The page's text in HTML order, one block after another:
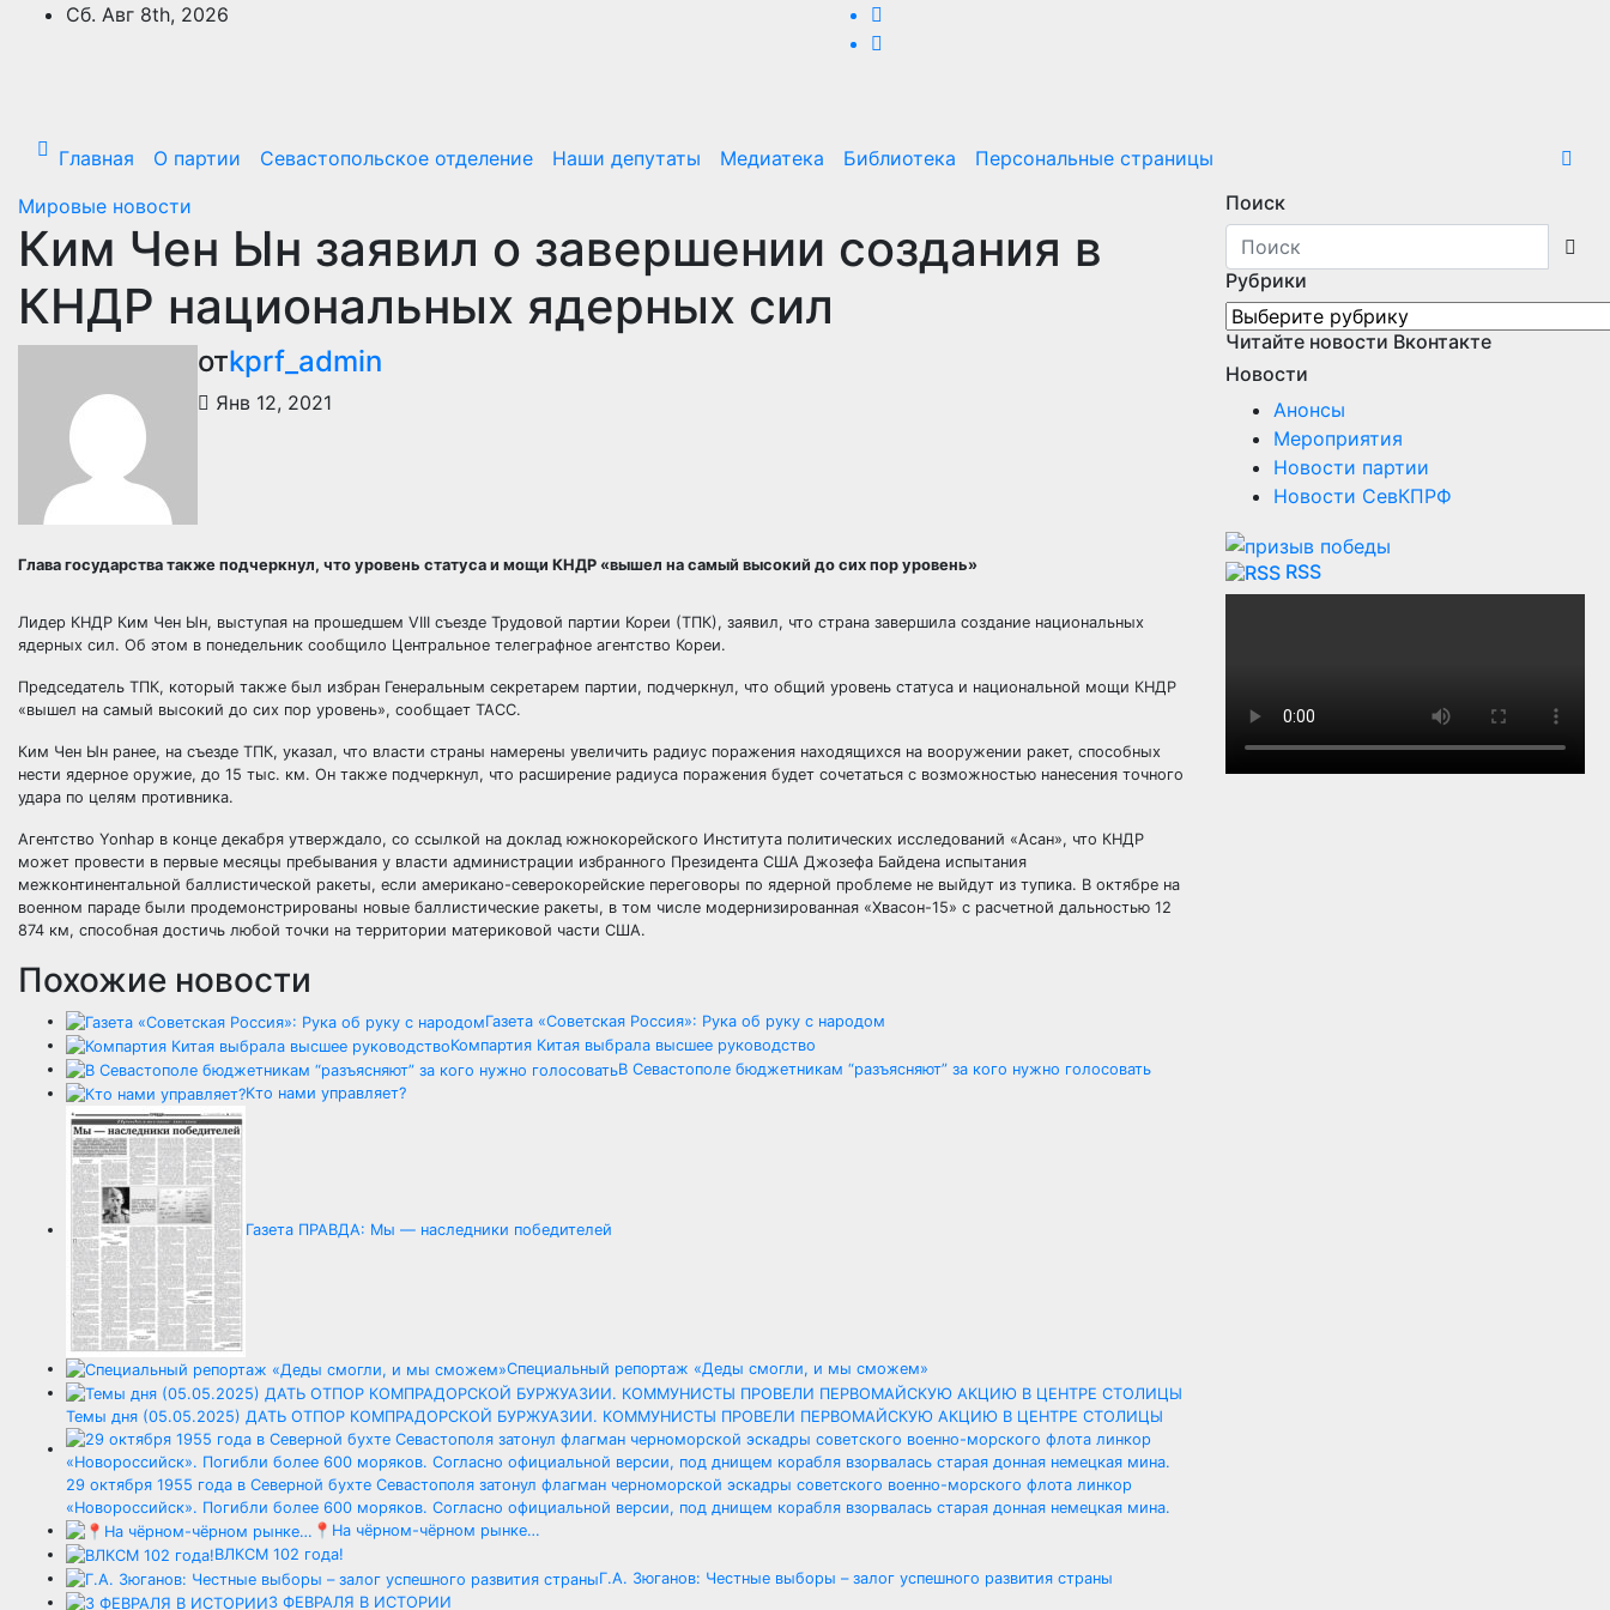
ПерейтиСб. Авг 8th, 2026
Главная О партии Севастопольское отделение Наши депутаты Медиатека Библиотека
Персональные страницы
Мировые новости
Ким Чен Ын заявил о завершении создания в
КНДР национальных ядерных сил
отkprf_admin
Янв 12, 2021
Глава государства также подчеркнул, что уровень статуса и мощи КНДР «вышел на самый высокий до сих пор уровень»
Лидер КНДР Ким Чен Ын, выступая на прошедшем VIII съезде Трудовой партии Кореи (ТПК), заявил, что страна завершила создание национальных
ядерных сил. Об этом в понедельник сообщило Центральное телеграфное агентство Кореи.
Председатель ТПК, который также был избран Генеральным секретарем партии, подчеркнул, что общий уровень статуса и национальной мощи КНДР
«вышел на самый высокий до сих пор уровень», сообщает ТАСС.
Ким Чен Ын ранее, на съезде ТПК, указал, что власти страны намерены увеличить радиус поражения находящихся на вооружении ракет, способных
нести ядерное оружие, до 15 тыс. км. Он также подчеркнул, что расширение радиуса поражения будет сочетаться с возможностью нанесения точного
удара по целям противника.
Агентство Yonhap в конце декабря утверждало, со ссылкой на доклад южнокорейского Института политических исследований «Асан», что КНДР
может провести в первые месяцы пребывания у власти администрации избранного Президента США Джозефа Байдена испытания
межконтинентальной баллистической ракеты, если американо-северокорейские переговоры по ядерной проблеме не выйдут из тупика. В октябре на
военном параде были продемонстрированы новые баллистические ракеты, в том числе модернизированная «Хвасон-15» с расчетной дальностью 12
874 км, способная достичь любой точки на территории материковой части США.
Похожие новости
Газета «Советская Россия»: Рука об руку с народом
Компартия Китая выбрала высшее руководство
В Севастополе бюджетникам “разъясняют” за кого нужно голосовать
Кто нами управляет?
Газета ПРАВДА: Мы — наследники победителей
Специальный репортаж «Деды смогли, и мы сможем»
Темы дня (05.05.2025) ДАТЬ ОТПОР КОМПРАДОРСКОЙ БУРЖУАЗИИ. КОММУНИСТЫ ПРОВЕЛИ ПЕРВОМАЙСКУЮ АКЦИЮ В ЦЕНТРЕ СТОЛИЦЫ
29 октября 1955 года в Северной бухте Севастополя затонул флагман черноморской эскадры советского военно-морского флота линкор
«Новороссийск». Погибли более 600 моряков. Согласно официальной версии, под днищем корабля взорвалась старая донная немецкая мина.
📍На чёрном-чёрном рынке…
ВЛКСМ 102 года!
Г.А. Зюганов: Честные выборы – залог успешного развития страны
3 ФЕВРАЛЯ В ИСТОРИИ
Поиск
Рубрики
Рубрики
Читайте новости Вконтакте
Новости
Анонсы
Мероприятия
Новости партии
Новости СевКПРФ
RSS